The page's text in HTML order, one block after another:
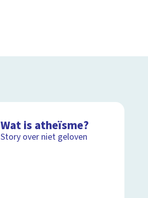
Wat is atheïsme?
Story over niet geloven